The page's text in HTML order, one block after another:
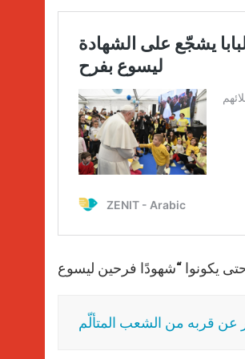
يكونوا “شهودًا فرحين ليسوع
عن قربه من الشعب المتألّم